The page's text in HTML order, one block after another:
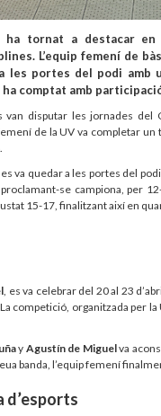
tornat a destacar en
L’equip femení de
les portes del podi amb
ha comptat amb
van disputar les jornades del
de la UV va completar
va quedar a les portes del
se campiona, per
15-17, finalitzant així en
, es va celebrar del 20 al 23
competició, organitzada per
y Agustín de Miguelva
banda, l’equip femení
d’esports